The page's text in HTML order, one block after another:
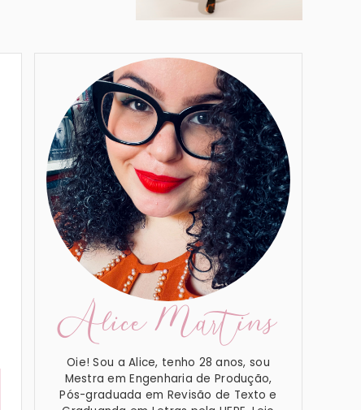
Alice Martins
Oie! Sou a Alice, tenho 28 anos, sou
Mestra em Engenharia de Produção,
Pós-graduada em Revisão de Texto e